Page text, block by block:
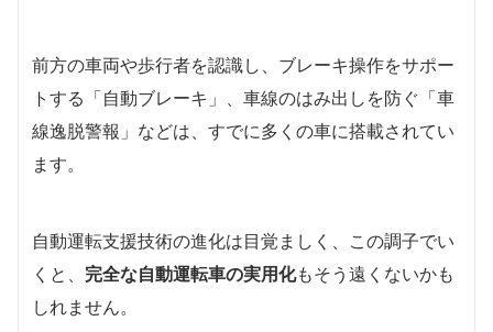
前方の車両や歩行者を認識し、ブレーキ操作をサポー
トする「自動ブレーキ」、車線のはみ出しを防ぐ「車
線逸脱警報」などは、すでに多くの車に搭載されてい
ます。
自動運転支援技術の進化は目覚ましく、この調子でい
くと、 完全な自動運転車の実用化もそう遠くないかも
しれません。